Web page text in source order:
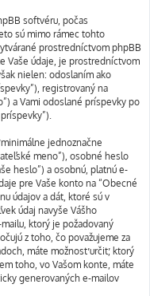
softvéru, počas
sú mimo rámec tohto
prostredníctvom phpBB
Vaše údaje, je prostredníctvom
nielen: odoslaním ako
registrovaný na
a Vami odoslané príspevky po
jednoznačne
meno”), osobné heslo
heslo”) a osobnú, platnú e-
pre Vaše konto na “Obecné
údajov a dát, ktoré sú v
údaj navyše Vášho
ktorý je požadovaný
z toho, čo považujeme za
máte možnosť určiť, ktorý
toho, vo Vašom konte, máte
generovaných e-mailov